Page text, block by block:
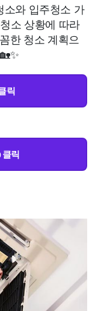
소와 입주청소 가
소 상황에 따라
한 청소 계획으
릭
릭